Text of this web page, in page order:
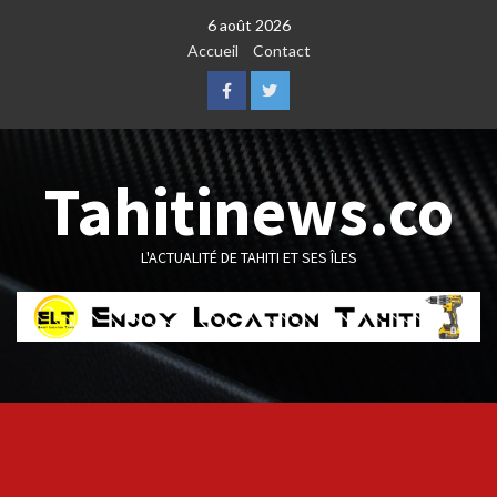
6 août 2026
Accueil
Contact
FacebookTwitter
Tahitinews.co
L'ACTUALITÉ DE TAHITI ET SES ÎLES